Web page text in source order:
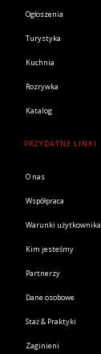
Ogłoszenia
Turystyka
Kuchnia
Rozrywka
Katalog
PRZYDATNE LINKI
O nas
Współpraca
Warunki użytkownika
Kim jesteśmy
Partnerzy
Dane osobowe
Staż & Praktyki
Zaginieni